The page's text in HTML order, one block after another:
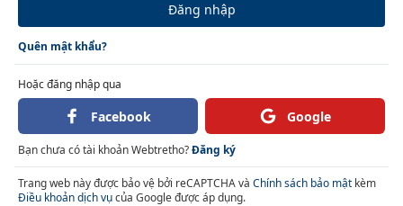
Đăng nhập
Quên mật khẩu?
Hoặc đăng nhập qua
Facebook Google
Bạn chưa có tài khoản Webtretho?Đăng ký
Trang web này được bảo vệ bởi reCAPTCHA và Chính sách bảo mật kèm
Điều khoản dịch vụcủa Google được áp dụng.